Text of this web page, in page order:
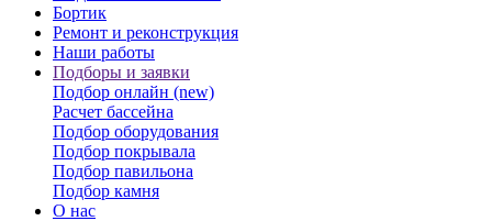
Бортик
Ремонт и реконструкция
Наши работы
Подборы и заявки
Подбор онлайн (new)
Расчет бассейна
Подбор оборудования
Подбор покрывала
Подбор павильона
Подбор камня
О нас